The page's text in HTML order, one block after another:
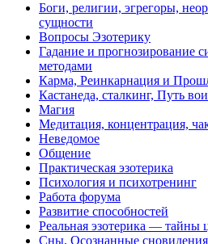
Боги, религии, эгрегоры,
сущности
Вопросы Эзотерику
Гадание и прогнозирование
методами
Карма, Реинкарнация и
Кастанеда, сталкинг, Путь
Магия
Медитация, концентрация,
Неведомое
Общение
Практическая эзотерика
Психология и психотренинг
Работа форума
Развитие способностей
Реальная эзотерика — тайны
Сны, Осознанные